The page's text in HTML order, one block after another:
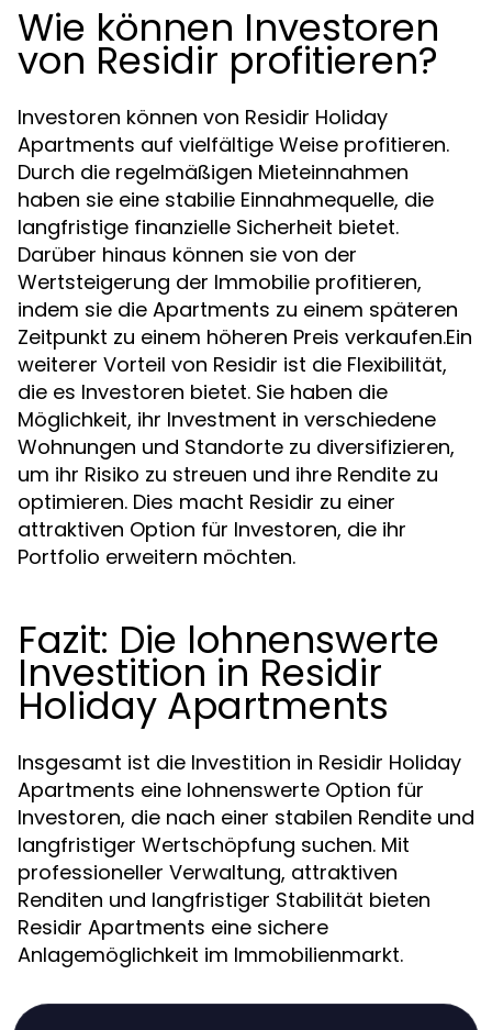
Wie können Investoren
von Residir profitieren?
Investoren können von Residir Holiday
Apartments auf vielfältige Weise profitieren.
Durch die regelmäßigen Mieteinnahmen
haben sie eine stabilie Einnahmequelle, die
langfristige finanzielle Sicherheit bietet.
Darüber hinaus können sie von der
Wertsteigerung der Immobilie profitieren,
indem sie die Apartments zu einem späteren
Zeitpunkt zu einem höheren Preis verkaufen.Ein
weiterer Vorteil von Residir ist die Flexibilität,
die es Investoren bietet. Sie haben die
Möglichkeit, ihr Investment in verschiedene
Wohnungen und Standorte zu diversifizieren,
um ihr Risiko zu streuen und ihre Rendite zu
optimieren. Dies macht Residir zu einer
attraktiven Option für Investoren, die ihr
Portfolio erweitern möchten.
Fazit: Die lohnenswerte
Investition in Residir
Holiday Apartments
Insgesamt ist die Investition in Residir Holiday
Apartments eine lohnenswerte Option für
Investoren, die nach einer stabilen Rendite und
langfristiger Wertschöpfung suchen. Mit
professioneller Verwaltung, attraktiven
Renditen und langfristiger Stabilität bieten
Residir Apartments eine sichere
Anlagemöglichkeit im Immobilienmarkt.